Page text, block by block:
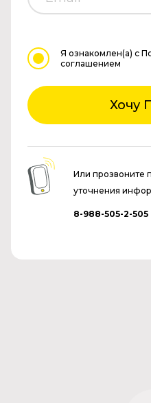
Я ознакомлен(а) с
соглашением
Хочу
Или прозвоните
уточнения
8-988-505-2-505